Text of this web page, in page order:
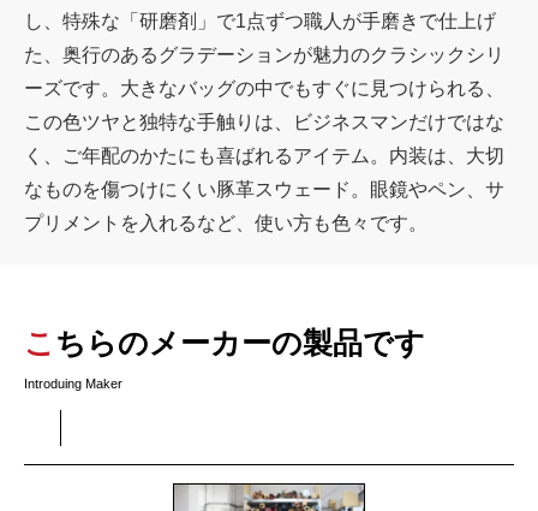
し、特殊な「研磨剤」で1点ずつ職人が手磨きで仕上げ
た、奥行のあるグラデーションが魅力のクラシックシリ
ーズです。大きなバッグの中でもすぐに見つけられる、
この色ツヤと独特な手触りは、ビジネスマンだけではな
く、ご年配のかたにも喜ばれるアイテム。内装は、大切
なものを傷つけにくい豚革スウェード。眼鏡やペン、サ
プリメントを入れるなど、使い方も色々です。
こちらのメーカーの製品です
Introduing Maker